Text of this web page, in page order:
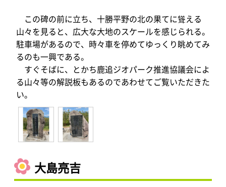
この碑の前に立ち、十勝平野の北の果てに聳える
山々を見ると、広大な大地のスケールを感じられる。
駐車場があるので、時々車を停めてゆっくり眺めてみ
るのも一興である。
すぐそばに、とかち鹿追ジオパーク推進協議会によ
る山々等の解説板もあるのであわせてご覧いただきた
い。
大島亮吉